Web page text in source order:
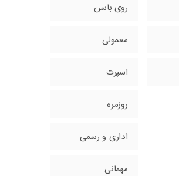
روی باسن
معمولی
اسپرت
روزمره
اداری و رسمی
مهمانی